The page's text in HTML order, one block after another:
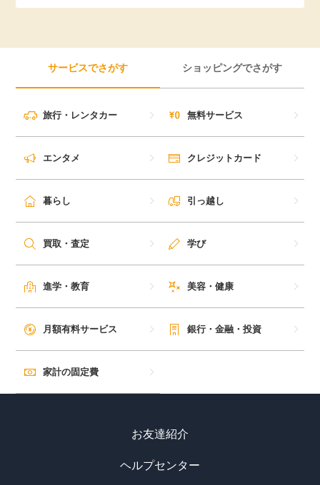
ゲーム
買い物
モニター
ポイ活お得情報
お友達紹介
カード比較
毎日ゲット
特集一覧
学び
月額有料サービス
銀行・金融・投資
家計の固定費
サービスでさがす ショッピングでさがす
旅行・レンタカー 無料サービス
エンタメ クレジットカード
暮らし 引っ越し
買取・査定 学び
進学・教育 美容・健康
月額有料サービス 銀行・金融・投資
家計の固定費
お友達紹介
ヘルプセンター